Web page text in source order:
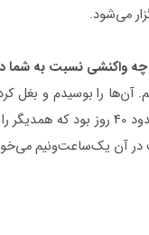
می‌شود.
چه واکنشی نسبت به شما
را بوسیدم و بغل
یک نقطۀ امیدبخش برای آن‌ها بود.
آن یک‌ساعت‌ونیم